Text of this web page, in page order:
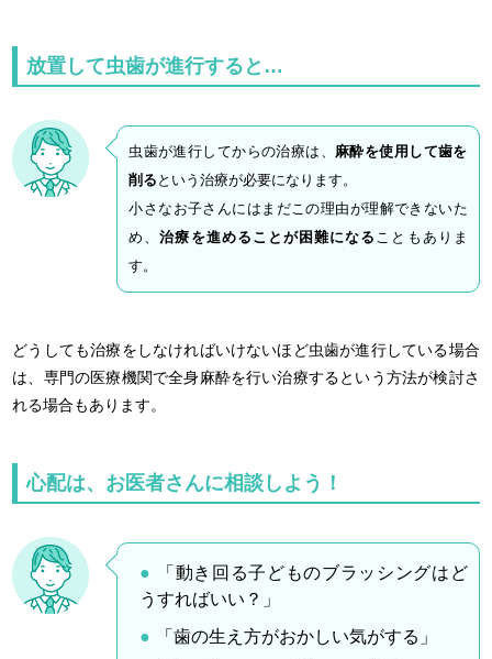
放置して虫歯が進行すると…
虫歯が進行してからの治療は、 麻酔を使用して歯を
削る という治療が必要になります。
小さなお子さんにはまだこの理由が理解できないた
め、治療を進めることが困難になる こともありま
す。
どうしても治療をしなければいけないほど虫歯が進行している場合
は、専門の医療機関で全身麻酔を行い治療するという方法が検討さ
れる場合もあります。
心配は、お医者さんに相談しよう！
「動き回る子どものブラッシングはど
うすればいい？」
「歯の生え方がおかしい気がする」